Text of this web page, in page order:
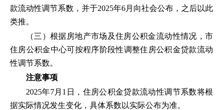
款流动性调节系数，并于2025年6月向社会公布，之后以此
类推。
（三）根据房地产市场及住房公积金流动性情况，市
住房公积金中心可按程序阶段性调整住房公积金贷款流动
性调节系数。
注意事项
2025年7月1日，住房公积金贷款流动性调节系数将根
据实际情况发生变化，具体系数以实际公布为准。